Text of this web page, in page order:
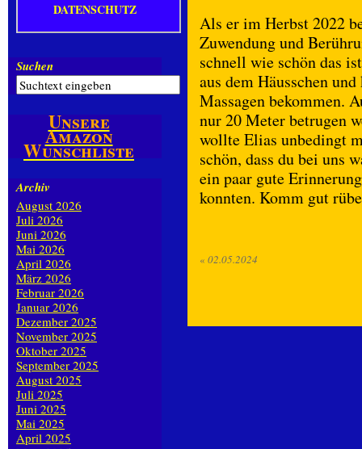
Als er im Herbst 2022
Zuwendung und
schnell wie schön das
aus dem Häusschen
Massagen bekommen.
nur 20 Meter betrugen
wollte Elias unbedingt
schön, dass du bei uns
ein paar gute
konnten. Komm gut
« 02.05.2024
DATENSCHUTZ
Suchen
Unsere
Amazon
Wunschliste
Archiv
August 2026
Juli 2026
Juni 2026
Mai 2026
April 2026
März 2026
Februar 2026
Januar 2026
Dezember 2025
November 2025
Oktober 2025
September 2025
August 2025
Juli 2025
Juni 2025
Mai 2025
April 2025